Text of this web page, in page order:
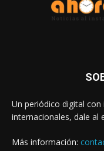
Un periódico digital
internacionales, dale al
Más información: